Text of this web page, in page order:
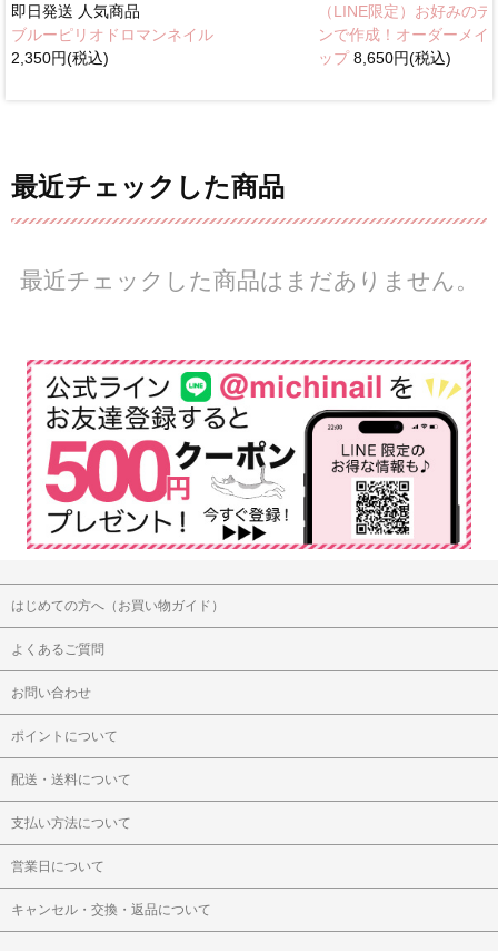
即日発送 人気商品
ブルーピリオドロマンネイル
2,350円(税込)
（LINE限定）お好みのデ
ンで作成！オーダーメイ
ップ8,650円(税込)
最近チェックした商品
最近チェックした商品はまだありません。
はじめての方へ（お買い物ガイド）
よくあるご質問
お問い合わせ
ポイントについて
配送・送料について
支払い方法について
営業日について
キャンセル・交換・返品について